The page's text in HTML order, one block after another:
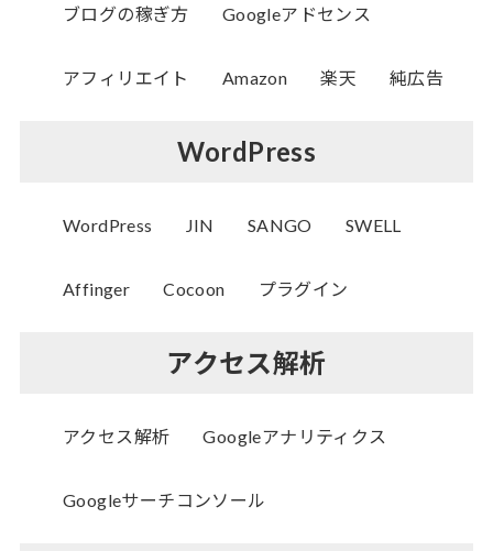
ブログの稼ぎ方 Googleアドセンス
アフィリエイト Amazon 楽天 純広告
WordPress
WordPress JIN SANGO SWELL
Affinger Cocoon プラグイン
アクセス解析
アクセス解析 Googleアナリティクス
Googleサーチコンソール